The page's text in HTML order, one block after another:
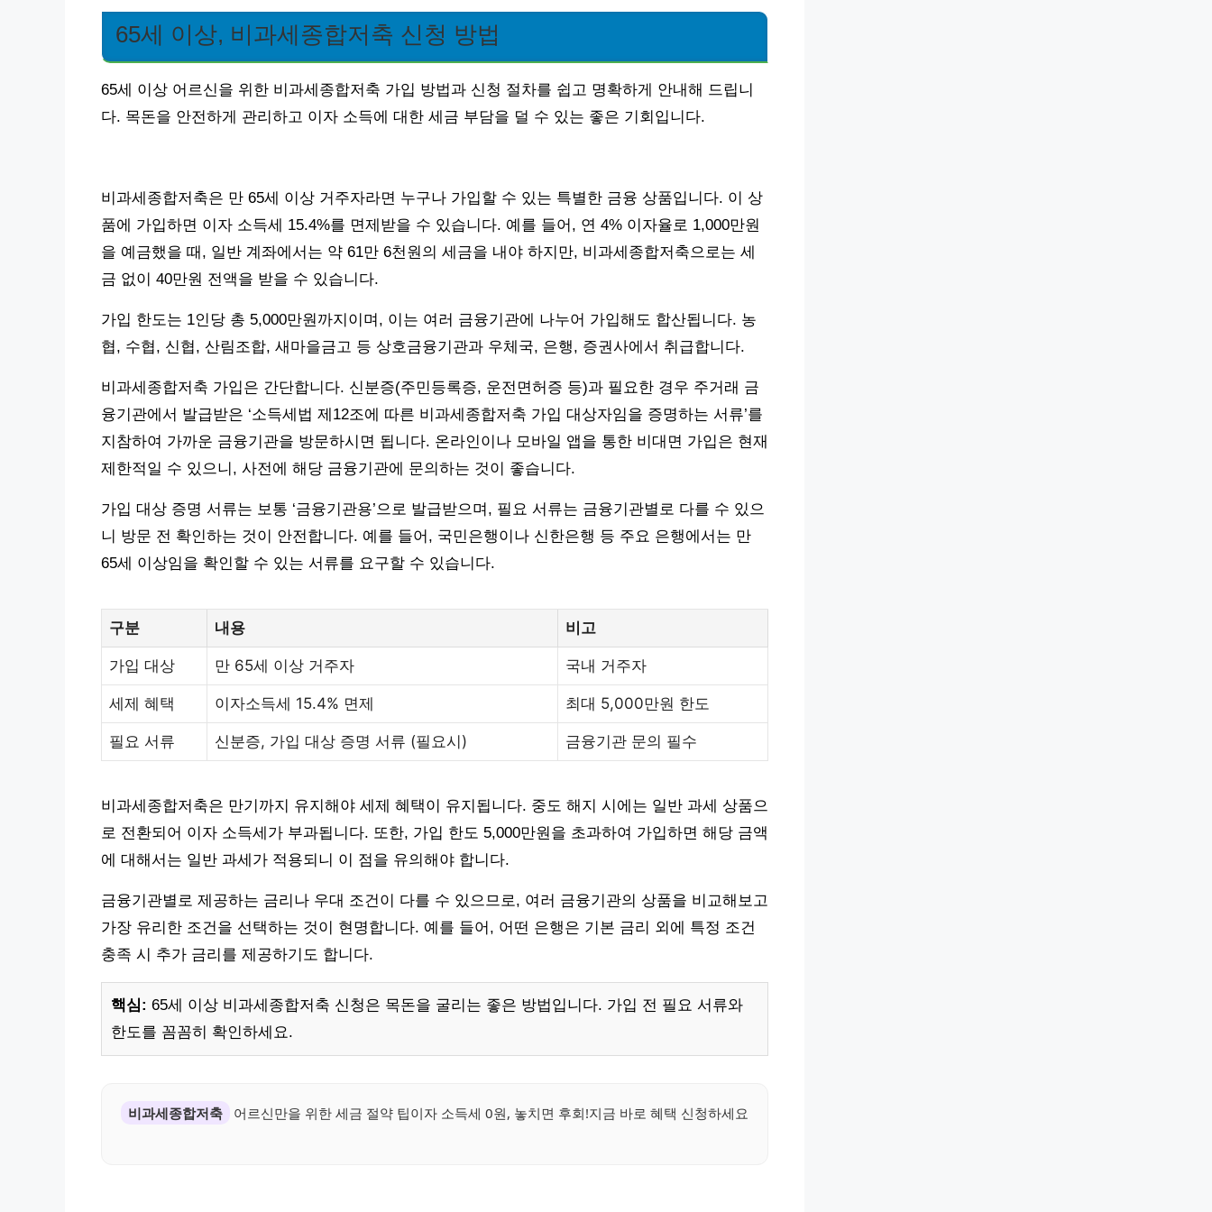
65세 이상, 비과세종합저축 신청 방법
65세 이상 어르신을 위한 비과세종합저축 가입 방법과 신청 절차를 쉽고 명확하게 안내해 드립니
다. 목돈을 안전하게 관리하고 이자 소득에 대한 세금 부담을 덜 수 있는 좋은 기회입니다.
비과세종합저축은 만 65세 이상 거주자라면 누구나 가입할 수 있는 특별한 금융 상품입니다. 이 상
품에 가입하면 이자 소득세 15.4%를 면제받을 수 있습니다. 예를 들어, 연 4% 이자율로 1,000만원
을 예금했을 때, 일반 계좌에서는 약 61만 6천원의 세금을 내야 하지만, 비과세종합저축으로는 세
금 없이 40만원 전액을 받을 수 있습니다.
가입 한도는 1인당 총 5,000만원까지이며, 이는 여러 금융기관에 나누어 가입해도 합산됩니다. 농
협, 수협, 신협, 산림조합, 새마을금고 등 상호금융기관과 우체국, 은행, 증권사에서 취급합니다.
비과세종합저축 가입은 간단합니다. 신분증(주민등록증, 운전면허증 등)과 필요한 경우 주거래 금
융기관에서 발급받은 ‘소득세법 제12조에 따른 비과세종합저축 가입 대상자임을 증명하는 서류’를
지참하여 가까운 금융기관을 방문하시면 됩니다. 온라인이나 모바일 앱을 통한 비대면 가입은 현재
제한적일 수 있으니, 사전에 해당 금융기관에 문의하는 것이 좋습니다.
가입 대상 증명 서류는 보통 ‘금융기관용’으로 발급받으며, 필요 서류는 금융기관별로 다를 수 있으
니 방문 전 확인하는 것이 안전합니다. 예를 들어, 국민은행이나 신한은행 등 주요 은행에서는 만
65세 이상임을 확인할 수 있는 서류를 요구할 수 있습니다.
구분 내용 비고
가입 대상 만 65세 이상 거주자 국내 거주자
세제 혜택 이자소득세 15.4% 면제 최대 5,000만원 한도
필요 서류 신분증, 가입 대상 증명 서류 (필요시) 금융기관 문의 필수
비과세종합저축은 만기까지 유지해야 세제 혜택이 유지됩니다. 중도 해지 시에는 일반 과세 상품으
로 전환되어 이자 소득세가 부과됩니다. 또한, 가입 한도 5,000만원을 초과하여 가입하면 해당 금액
에 대해서는 일반 과세가 적용되니 이 점을 유의해야 합니다.
금융기관별로 제공하는 금리나 우대 조건이 다를 수 있으므로, 여러 금융기관의 상품을 비교해보고
가장 유리한 조건을 선택하는 것이 현명합니다. 예를 들어, 어떤 은행은 기본 금리 외에 특정 조건
충족 시 추가 금리를 제공하기도 합니다.
핵심: 65세 이상 비과세종합저축 신청은 목돈을 굴리는 좋은 방법입니다. 가입 전 필요 서류와
한도를 꼼꼼히 확인하세요.
비과세종합저축 어르신만을 위한 세금 절약 팁이자 소득세 0원, 놓치면 후회!지금 바로 혜택 신청하세요